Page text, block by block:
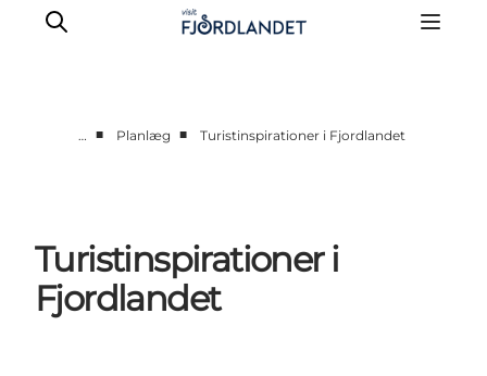
Guides & inspiration
Overnatning
Oplevelser
… ■ Planlæg ■ Turistinspirationer i Fjordlandet
Turistinspirationer i
Fjordlandet